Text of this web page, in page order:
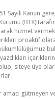
Sayılı Kanun
(BTK)
hizmet
proaktif
siteye üye
amacı gütmeyen